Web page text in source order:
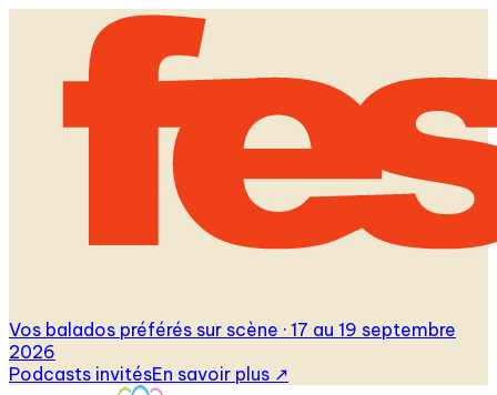
Vos balados préférés sur scène · 17 au 19 septembre
2026
Podcasts invitésEn savoir plus ↗